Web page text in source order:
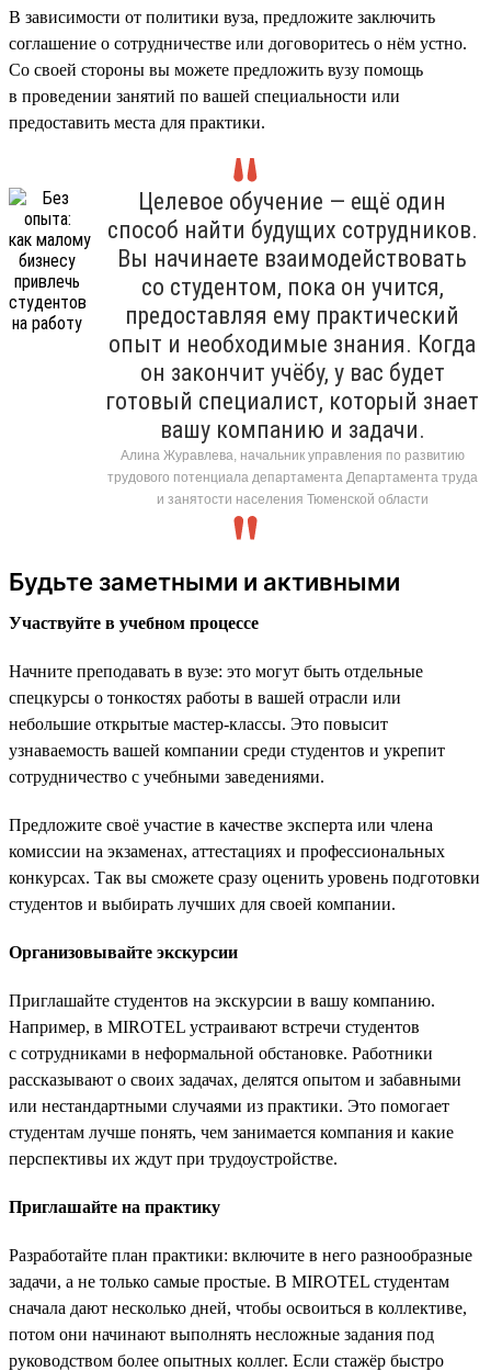
В зависимости от политики вуза, предложите заключить
соглашение о сотрудничестве или договоритесь о нём устно.
Со своей стороны вы можете предложить вузу помощь
в проведении занятий по вашей специальности или
предоставить места для практики.
Целевое обучение — ещё один
способ найти будущих сотрудников.
Вы начинаете взаимодействовать
со студентом, пока он учится,
предоставляя ему практический
опыт и необходимые знания. Когда
он закончит учёбу, у вас будет
готовый специалист, который знает
вашу компанию и задачи.
Алина Журавлева, начальник управления по развитию
трудового потенциала департамента Департамента труда
и занятости населения Тюменской области
Будьте заметными и активными
Участвуйте в учебном процессе
Начните преподавать в вузе: это могут быть отдельные
спецкурсы о тонкостях работы в вашей отрасли или
небольшие открытые мастер-классы. Это повысит
узнаваемость вашей компании среди студентов и укрепит
сотрудничество с учебными заведениями.
Предложите своё участие в качестве эксперта или члена
комиссии на экзаменах, аттестациях и профессиональных
конкурсах. Так вы сможете сразу оценить уровень подготовки
студентов и выбирать лучших для своей компании.
Организовывайте экскурсии
Приглашайте студентов на экскурсии в вашу компанию.
Например, в MIROTEL устраивают встречи студентов
с сотрудниками в неформальной обстановке. Работники
рассказывают о своих задачах, делятся опытом и забавными
или нестандартными случаями из практики. Это помогает
студентам лучше понять, чем занимается компания и какие
перспективы их ждут при трудоустройстве.
Приглашайте на практику
Разработайте план практики: включите в него разнообразные
задачи, а не только самые простые. В MIROTEL студентам
сначала дают несколько дней, чтобы освоиться в коллективе,
потом они начинают выполнять несложные задания под
руководством более опытных коллег. Если стажёр быстро